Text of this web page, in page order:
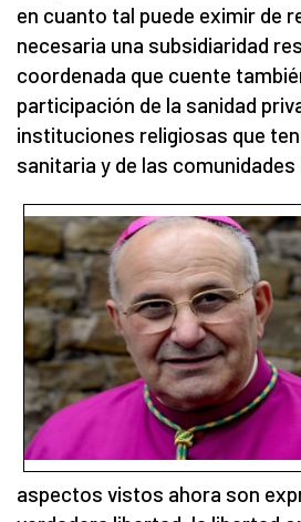
en cuanto tal puede eximir de
necesaria una subsidiaridad
coordenada que cuente
participación de la sanidad
instituciones religiosas que
sanitaria y de las comunidades
aspectos vistos ahora son